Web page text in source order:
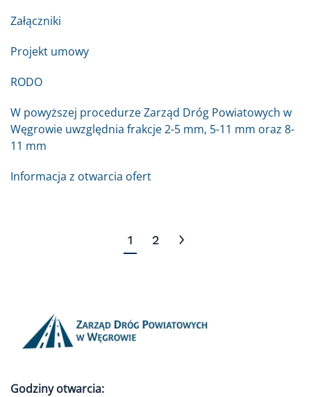
Załączniki
Projekt umowy
RODO
W powyższej procedurze Zarząd Dróg Powiatowych w
Węgrowie uwzględnia frakcje 2-5 mm, 5-11 mm oraz 8-
11 mm
Informacja z otwarcia ofert
1 2
Godziny otwarcia: